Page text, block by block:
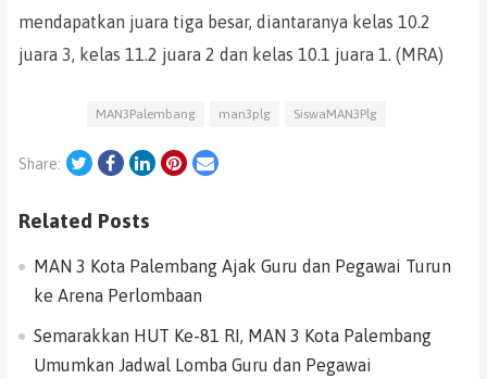
mendapatkan juara tiga besar, diantaranya kelas 10.2
juara 3, kelas 11.2 juara 2 dan kelas 10.1 juara 1. (MRA)
MAN3Palembang man3plg SiswaMAN3Plg
Share: TwitterFacebook
LinkedIn
Pinterest
Email
Related Posts
MAN 3 Kota Palembang Ajak Guru dan Pegawai Turun
ke Arena Perlombaan
Semarakkan HUT Ke-81 RI, MAN 3 Kota Palembang
Umumkan Jadwal Lomba Guru dan Pegawai